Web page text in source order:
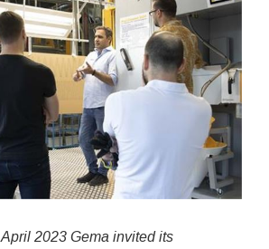
April 2023 Gema invited its